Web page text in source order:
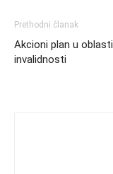
Prethodni članak
Akcioni plan u oblasti
invalidnosti